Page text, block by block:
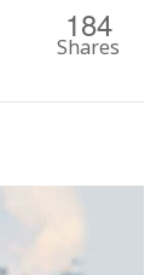
184
Shares